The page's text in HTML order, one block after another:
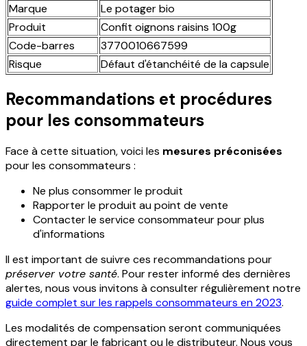
Marque
Le potager bio
Produit
Confit oignons raisins 100g
Code-barres
3770010667599
Risque
Défaut d'étanchéité de la capsule
Recommandations et procédures
pour les consommateurs
Face à cette situation, voici les mesures préconisées
pour les consommateurs :
Ne plus consommer le produit
Rapporter le produit au point de vente
Contacter le service consommateur pour plus
d'informations
Il est important de suivre ces recommandations pour
préserver votre santé. Pour rester informé des dernières
alertes, nous vous invitons à consulter régulièrement notre
guide complet sur les rappels consommateurs en 2023.
Les modalités de compensation seront communiquées
directement par le fabricant ou le distributeur. Nous vous